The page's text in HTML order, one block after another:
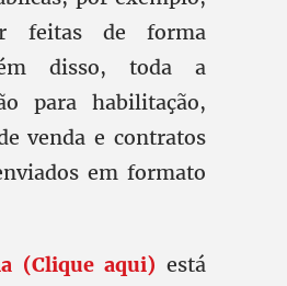
feitas de forma
disso, toda a
para habilitação,
venda e contratos
em formato
(Clique aqui) está